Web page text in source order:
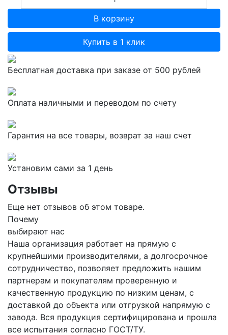
Купить в 1 клик
Бесплатная доставка при заказе от 500 рублей
Оплата наличными и переводом по счету
Гарантия на все товары, возврат за наш счет
Установим сами за 1 день
Отзывы
Еще нет отзывов об этом товаре.
Почему
выбирают нас
Наша организация работает на прямую с
крупнейшими производителями, а долгосрочное
сотрудничество, позволяет предложить нашим
партнерам и покупателям проверенную и
качественную продукцию по низким ценам, с
доставкой до объекта или отгрузкой напрямую с
завода. Вся продукция сертифицирована и прошла
все испытания согласно ГОСТ/ТУ.